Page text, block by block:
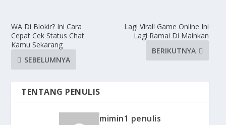
WA Di Blokir? Ini Cara
Cepat Cek Status Chat
Kamu Sekarang
SEBELUMNYA
Lagi Viral! Game Online Ini
Lagi Ramai Di Mainkan
BERIKUTNYA
TENTANG PENULIS
mimin1 penulis